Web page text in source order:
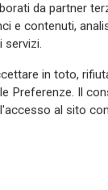
di
noi
da partner
e contenuti,
servizi.
in toto,
Preferenze. Il
al sito